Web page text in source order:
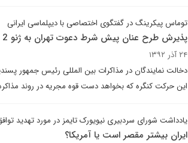
توماس پیکرینگ در گفتگوی اختصاصی با دیپلماسی ایرانی
پذیرش طرح عنان پیش شرط دعوت تهران به ژنو 2 است
۲۴ آذر ۱۳۹۲
دخالت نمایندگان در مذاکرات بین المللی رئیس جمهور
این حرکت کنگره که بخواهد دست قوه مجریه در روند
یادداشت شورای سردبیری نیویورک تایمز در مورد تهدید
ایران بیشتر مقصر است یا آمریکا؟